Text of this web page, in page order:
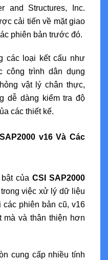
and Structures, Inc.
cải tiến về mặt giao
phiên bản trước đó.
các loại kết cấu như
công trình dân dụng
vật lý chân thực,
dễ dàng kiểm tra độ
các thiết kế.
v16 Và Các
bật củaCSI SAP2000
việc xử lý dữ liệu
phiên bản cũ, v16
mà và thân thiện hơn
cung cấp nhiều tính